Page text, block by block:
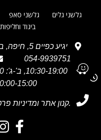
גלשני גלים גלשני סאפ
ביגוד
יגיע כפיים 5, חיפה, בניין מספר 2, waze: גלשני מג'יק
054-9939751
10:00-15:00 שבת: 10:00-
תקנון אתר ומדיניות